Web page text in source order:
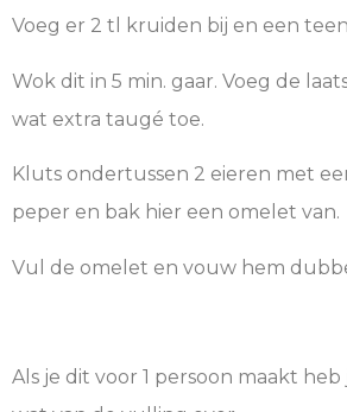
Voeg er 2 tl kruiden bij en een
Wok dit in 5 min. gaar. Voeg de
wat extra taugé toe.
Kluts ondertussen 2 eieren met
peper en bak hier een omelet van.
Vul de omelet en vouw hem
Als je dit voor 1 persoon maakt